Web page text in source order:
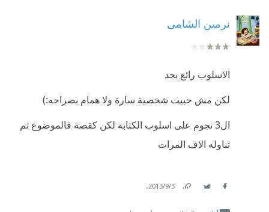
نرمين الشامى
الاسلوب رائع بجد
لكن مش حبيت شخصية سارة ولا همام بصراحه:)
ال3 نجوم على اسلوب الكتابة لكن كقصة فالموضوع تم
تناوله الاف المرات
3‏/9‏/2013
.